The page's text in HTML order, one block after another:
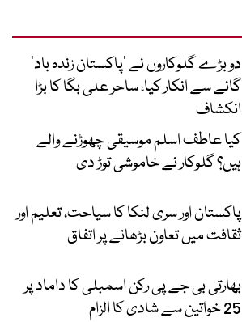
دو بڑے گلوکاروں نے ’پاکستان زندہ باد‘
گانے سے انکار کیا، ساحر علی بگا کا بڑا
انکشاف
کیا عاطف اسلم موسیقی چھوڑنے والے
ہیں؟ گلوکار نے خاموشی توڑ دی
پاکستان اور سری لنکا کا سیاحت، تعلیم اور
ثقافت میں تعاون بڑھانے پر اتفاق
بھارتی بی جے پی رکن اسمبلی کا داماد پر
25 خواتین سے شادی کا الزام